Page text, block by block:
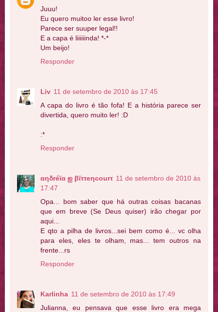
Juuu!
Eu quero muitoo ler esse livro!
Parece ser suuper legal!!
E a capa é liiiiiinda! *-*
Um beijo!
Responder
Liv 11 de setembro de 2010 às 17:45
A capa do livro é tão fofa! E a história parece ser
divertida, quero muito ler! :D
:*
Responder
αηδréϊα ஐ βϊττeηcourτ 11 de setembro de 2010 às
17:47
Opa... bom saber que há outras coisas bacanas
que em breve (Se Deus quiser) irão chegar por
aqui...
E qto a pilha de livros...sei bem como é... vc olha
para eles, eles te olham, mas... tem outros na
frente...rs
Responder
Karlinha 11 de setembro de 2010 às 17:49
Julianna, eu pensava que esse livro era mega